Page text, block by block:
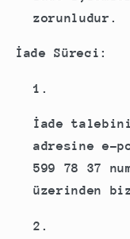
zorunludur.
İade Süreci:
İade
adresine e-
599 78 37
üzerinden